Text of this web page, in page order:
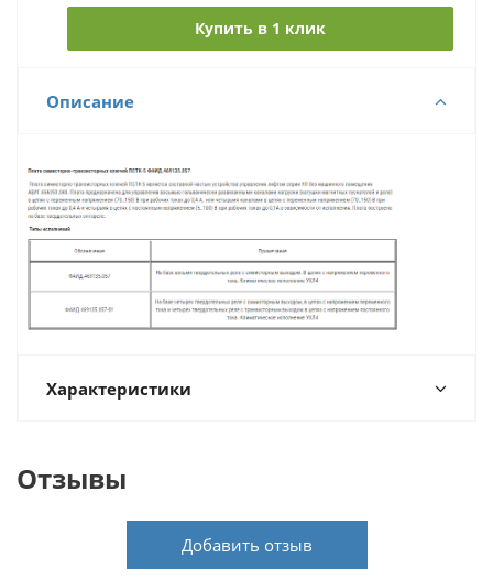
Купить в 1 клик
Описание
Характеристики
Отзывы
Добавить отзыв